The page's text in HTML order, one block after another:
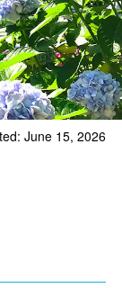
June 15, 2026